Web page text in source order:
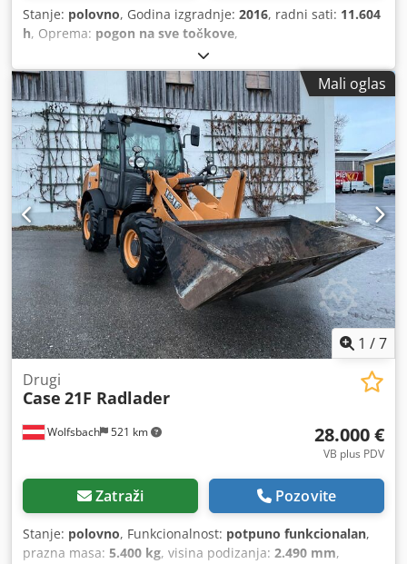
Stanje: polovno, Godina izgradnje: 2016, radni sati: 11.604
h, Oprema: pogon na sve točkove,
Mali oglas
1 /7
Wolfsbach 521 km
Drugi
Case 21F Radlader
28.000 €
VB plus PDV
Zatraži Pozovite
Stanje: polovno, Funkcionalnost: potpuno funkcionalan,
prazna masa: 5.400 kg, visina podizanja: 2.490 mm,